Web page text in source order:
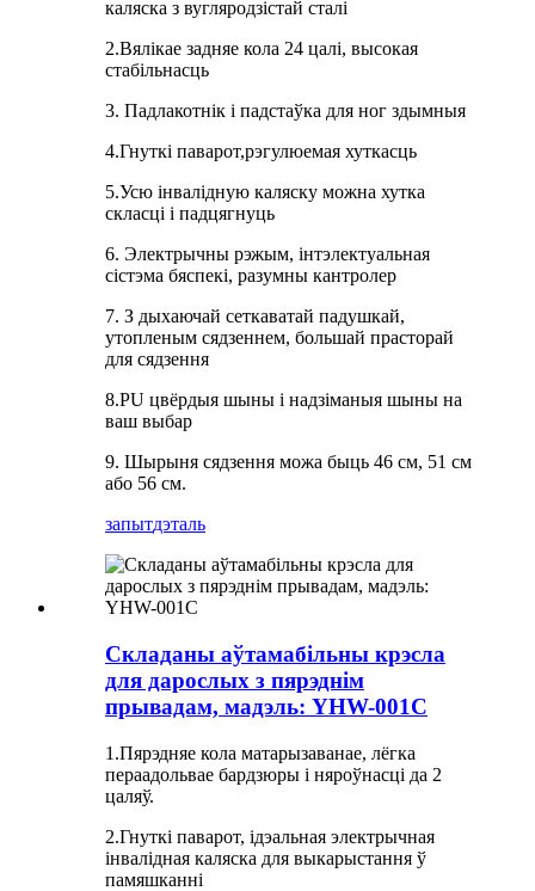
каляска з вугляродзістай сталі
2.Вялікае задняе кола 24 цалі, высокая
стабільнасць
3. Падлакотнік і падстаўка для ног здымныя
4.Гнуткі паварот,рэгулюемая хуткасць
5.Усю інвалідную каляску можна хутка
скласці і падцягнуць
6. Электрычны рэжым, інтэлектуальная
сістэма бяспекі, разумны кантролер
7. З дыхаючай сеткаватай падушкай,
утопленым сядзеннем, большай прасторай
для сядзення
8.PU цвёрдыя шыны і надзіманыя шыны на
ваш выбар
9. Шырыня сядзення можа быць 46 см, 51 см
або 56 см.
запытдэталь
Складаны аўтамабільны крэсла
для дарослых з пярэднім
прывадам, мадэль: YHW-001C
1.Пярэдняе кола матарызаванае, лёгка
пераадольвае бардзюры і няроўнасці да 2
цаляў.
2.Гнуткі паварот, ідэальная электрычная
інвалідная каляска для выкарыстання ў
памяшканні